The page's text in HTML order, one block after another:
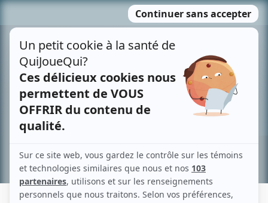
MENU
contenu
Recherche avancée »